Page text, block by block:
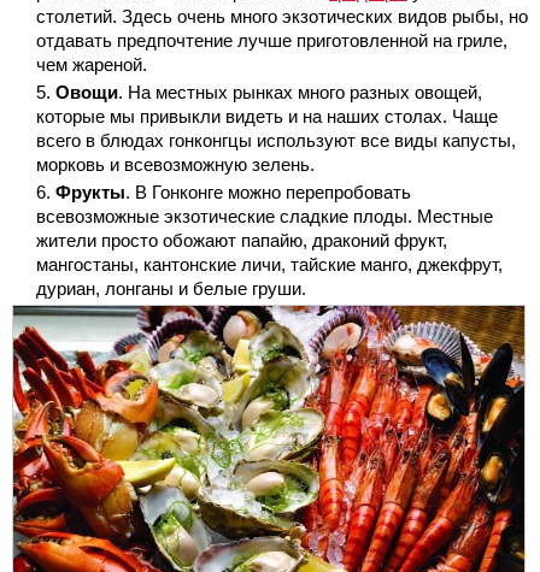
столетий. Здесь очень много экзотических видов рыбы, но
отдавать предпочтение лучше приготовленной на гриле,
чем жареной.
Овощи. На местных рынках много разных овощей,
которые мы привыкли видеть и на наших столах. Чаще
всего в блюдах гонконгцы используют все виды капусты,
морковь и всевозможную зелень.
Фрукты. В Гонконге можно перепробовать
всевозможные экзотические сладкие плоды. Местные
жители просто обожают папайю, драконий фрукт,
мангостаны, кантонские личи, тайские манго, джекфрут,
дуриан, лонганы и белые груши.